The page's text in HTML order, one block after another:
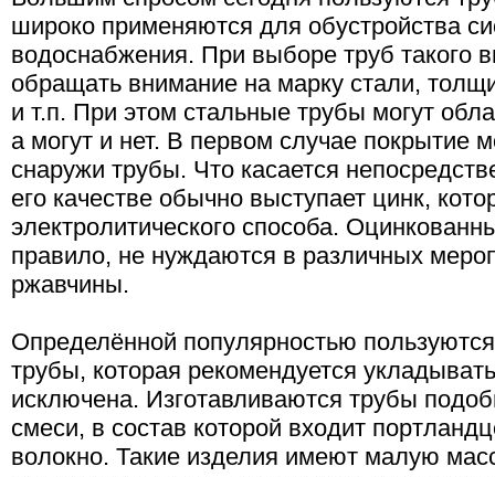
широко применяются для обустройства
водоснабжения. При выборе труб такого
обращать внимание на марку стали,
и т.п. При этом стальные трубы могут
а могут и нет. В первом случае покрытие
снаружи трубы. Что касается
его качестве обычно выступает цинк,
электролитического способа.
правило, не нуждаются в различных
ржавчины.
Определённой популярностью
трубы, которая рекомендуется
исключена. Изготавливаются трубы
смеси, в состав которой входит
волокно. Такие изделия имеют малую